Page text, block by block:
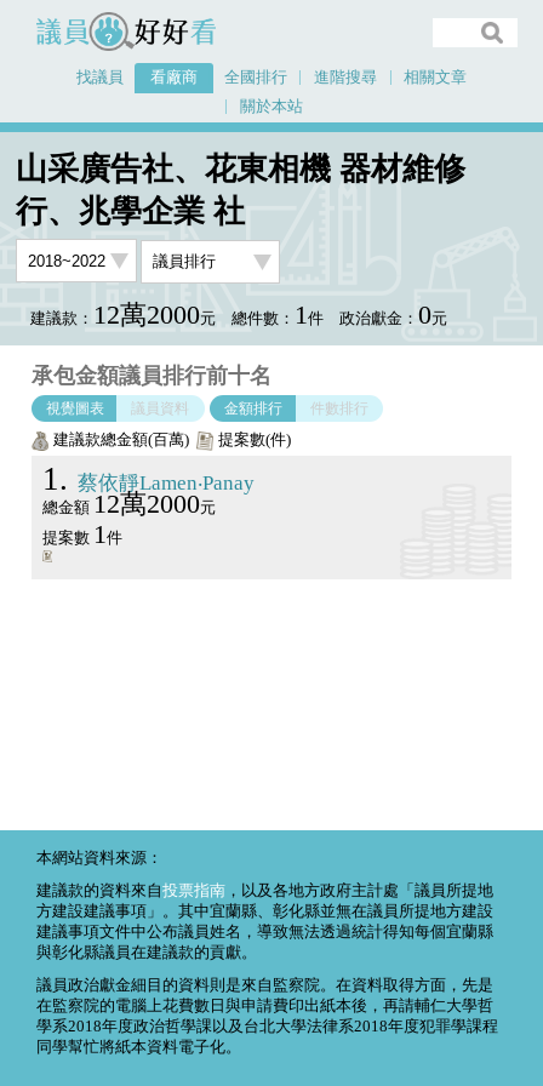
議員好好看
找議員 看廠商 全國排行 進階搜尋
相關文章
關於本站
議員排行圖表
山采廣告社、花東相機 器材維修
行、兆學企業 社
建議款： 12萬2000元 總件數： 1件 政治獻金： 0元
承包金額議員排行前十名
視覺圖表 議員資料 金額排行 件數排行
建議款總金額(百萬) 提案數(件)
1 蔡依靜Lamen‧Panay
總金額 12萬2000元
提案數 1 件
本網站資料來源：
建議款的資料來自投票指南 ，以及各地方政府主計處「議員所提地
方建設建議事項」。其中宜蘭縣、彰化縣並無在議員所提地方建設
建議事項文件中公布議員姓名，導致無法透過統計得知每個宜蘭縣
與彰化縣議員在建議款的貢獻。
議員政治獻金細目的資料則是來自監察院。在資料取得方面，先是
在監察院的電腦上花費數日與申請費印出紙本後，再請輔仁大學哲
學系2018年度政治哲學課以及台北大學法律系2018年度犯罪學課程
同學幫忙將紙本資料電子化。